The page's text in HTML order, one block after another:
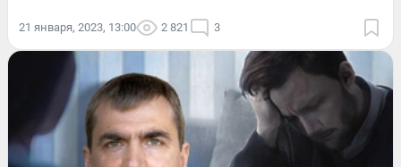
21 января, 2023, 13:00 2 821 3